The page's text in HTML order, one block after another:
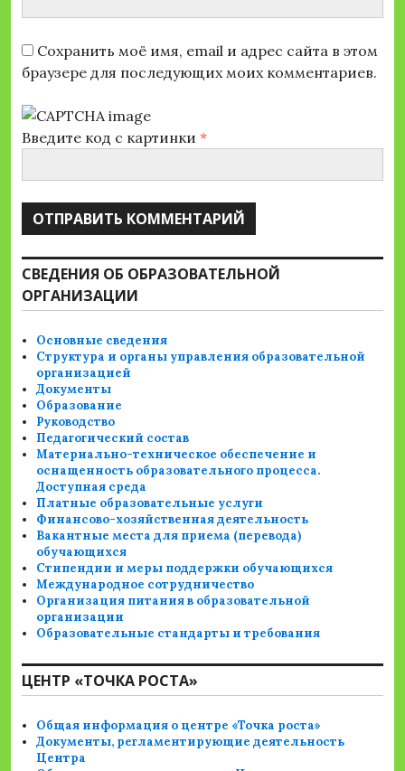
Сохранить моё имя, email и адрес сайта в этом
браузере для последующих моих комментариев.
Введите код с картинки *
СВЕДЕНИЯ ОБ ОБРАЗОВАТЕЛЬНОЙ
ОРГАНИЗАЦИИ
Основные сведения
Структура и органы управления образовательной
организацией
Документы
Образование
Руководство
Педагогический состав
Материально-техническое обеспечение и
оснащенность образовательного процесса.
Доступная среда
Платные образовательные услуги
Финансово-хозяйственная деятельность
Вакантные места для приема (перевода)
обучающихся
Стипендии и меры поддержки обучающихся
Международное сотрудничество
Организация питания в образовательной
организации
Образовательные стандарты и требования
ЦЕНТР «ТОЧКА РОСТА»
Общая информация о центре «Точка роста»
Документы, регламентирующие деятельность
Центра